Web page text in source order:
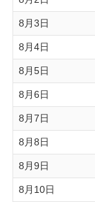
8月3日
8月4日
8月5日
8月6日
8月7日
8月8日
8月9日
8月10日